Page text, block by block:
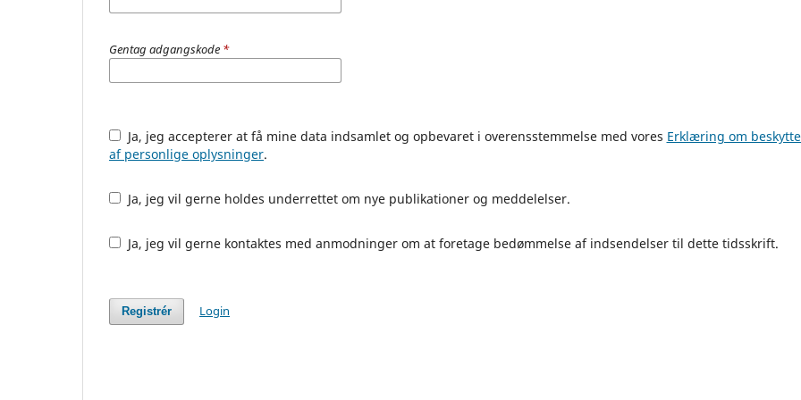
Gentag adgangskode *
Ja, jeg accepterer at få mine data indsamlet og opbevaret i overensstemmelse med vores Erklæring om
af personlige oplysninger.
Ja, jeg vil gerne holdes underrettet om nye publikationer og meddelelser.
Ja, jeg vil gerne kontaktes med anmodninger om at foretage bedømmelse af indsendelser til dette tidsskrift.
Registrér Login